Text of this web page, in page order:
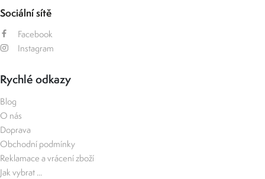
Sociální sítě
Facebook
Instagram
Rychlé odkazy
Blog
O nás
Doprava
Obchodní podmínky
Reklamace a vrácení zboží
Jak vybrat ...